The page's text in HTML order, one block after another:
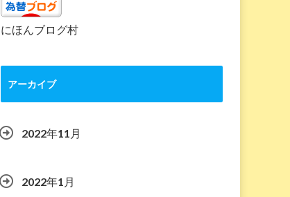
にほんブログ村
アーカイブ
2022年11月
2022年1月